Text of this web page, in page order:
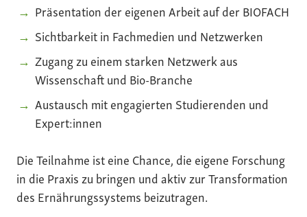
Präsentation der eigenen Arbeit auf der BIOFACH
Sichtbarkeit in Fachmedien und Netzwerken
Zugang zu einem starken Netzwerk aus
Wissenschaft und Bio-Branche
Austausch mit engagierten Studierenden und
Expert:innen
Die Teilnahme ist eine Chance, die eigene Forschung
in die Praxis zu bringen und aktiv zur Transformation
des Ernährungssystems beizutragen.